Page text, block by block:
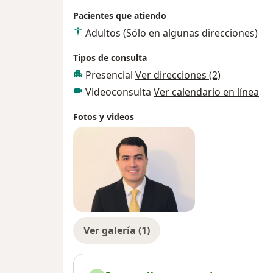
endourología, permitiendo
recuperación más rápida. Cuento con
revistas internacionales de Urología.
actualización, participando en congresos
brindar siempre las mejores opciones de
encantado de ayudarte. ¡Agenda tu cita y
Pacientes que atiendo
Adultos (Sólo en algunas direcciones)
Tipos de consulta
Presencial Ver direcciones (2)
Videoconsulta Ver calendario en línea
Fotos y videos
Ver galería (1)